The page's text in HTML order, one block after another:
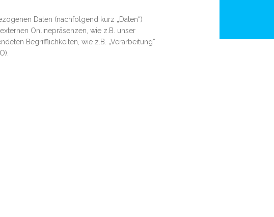
Daten (nachfolgend kurz „Daten“)
Onlinepräsenzen, wie z.B. unser
Begrifflichkeiten, wie z.B. „Verarbeitung“